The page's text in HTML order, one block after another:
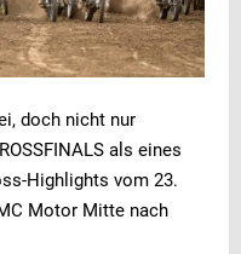
doch nicht nur
als eines
Highlights vom 23.
Motor Mitte nach